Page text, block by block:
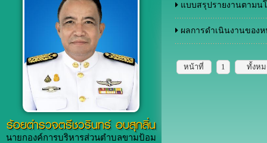
ร้อยตำรวจตรีชวรินทร์ อบสุกลิ่น
นายกองค์การบริหารส่วนตำบลขามป้อม
แบบสรุปรายงานตามน
ผลการดำเนินงานของ
หน้าที่ 1 ทั้งห